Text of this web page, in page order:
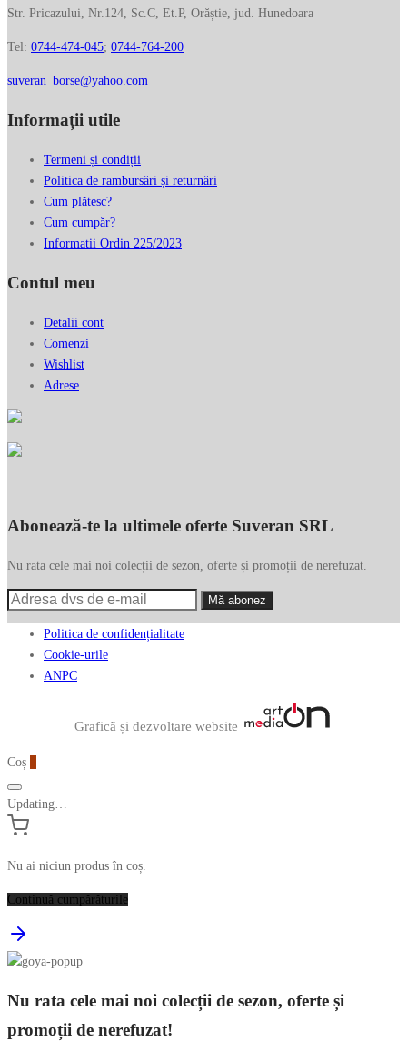
Str. Pricazului, Nr.124, Sc.C, Et.P, Orăștie, jud. Hunedoara
Tel: 0744-474-045; 0744-764-200
suveran_borse@yahoo.com
Informații utile
Termeni și condiții
Politica de rambursări și returnări
Cum plătesc?
Cum cumpăr?
Informatii Ordin 225/2023
Contul meu
Detalii cont
Comenzi
Wishlist
Adrese
Abonează-te la ultimele oferte Suveran SRL
Nu rata cele mai noi colecții de sezon, oferte și promoții de nerefuzat.
Politica de confidențialitate
Cookie-urile
ANPC
Graficã și dezvoltare website
Coș
Updating…
Nu ai niciun produs în coș.
Continuă cumpărăturile
Nu rata cele mai noi colecții de sezon, oferte și
promoții de nerefuzat!